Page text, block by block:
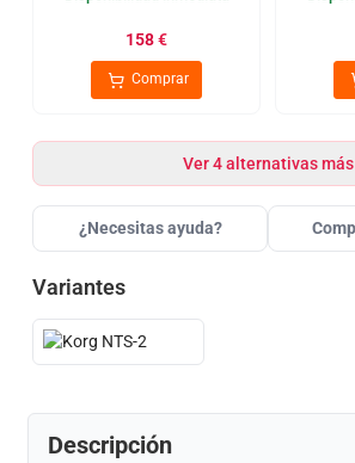
158€
Comprar
Ver 4 alternativas más
¿Necesitas ayuda?
Variantes
Descripción